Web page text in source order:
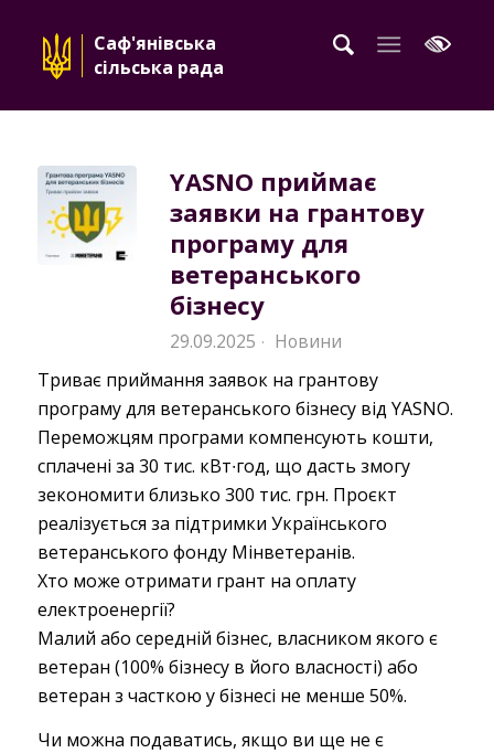
Саф'янівська
сільська рада
YASNO приймає
заявки на грантову
програму для
ветеранського
бізнесу
29.09.2025 · Новини
Триває приймання заявок на грантову
програму для ветеранського бізнесу від YASNO.
Переможцям програми компенсують кошти,
сплачені за 30 тис. кВт∙год, що дасть змогу
зекономити близько 300 тис. грн. Проєкт
реалізується за підтримки Українського
ветеранського фонду Мінветеранів.
Хто може отримати грант на оплату
електроенергії?
Малий або середній бізнес, власником якого є
ветеран (100% бізнесу в його власності) або
ветеран з часткою у бізнесі не менше 50%.
Чи можна подаватись, якщо ви ще не є